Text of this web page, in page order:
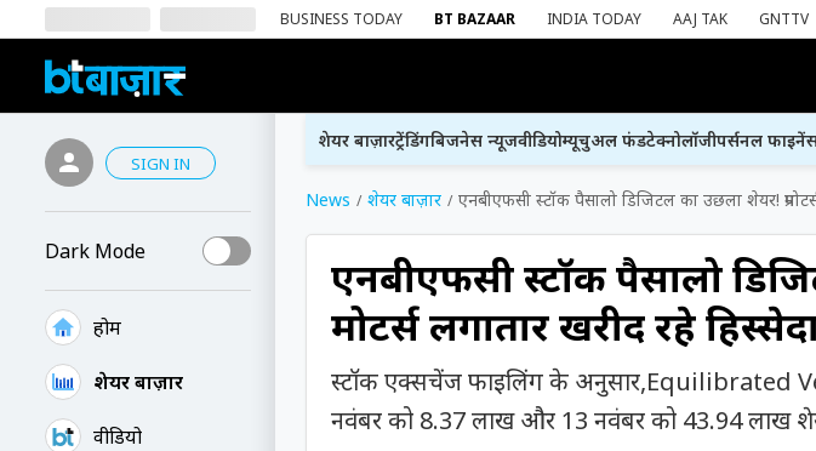
BUSINESS TODAY BT BAZAAR INDIA TODAY AAJ TAK GNTTV
SIGN IN
Dark Mode
होम
शेयर बाज़ार
वीडियो
शेयर बाज़ारट्रेंडिंगबिजनेस न्यूजवीडियोम्यूचुअल फंडटेक्नोलॉजीपर्सनल
News शेयर बाज़ार एनबीएफसी स्टॉक पैसालो डिजिटल का उछला शेयर!
एनबीएफसी स्टॉक पैसालो
प्रमोटर्स लगातार खरीद रहे
स्टॉक एक्सचेंज फाइलिंग के अनुसार,Equilibrated
नवंबर को 8.37 लाख और 13 नवंबर को 43.94 लाख